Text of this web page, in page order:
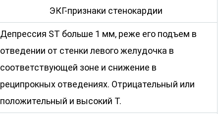
ЭКГ-признаки стенокардии
Депрессия ST больше 1 мм, реже его подъем в
отведении от стенки левого желудочка в
соответствующей зоне и снижение в
реципрокных отведениях. Отрицательный или
положительный и высокий Т.